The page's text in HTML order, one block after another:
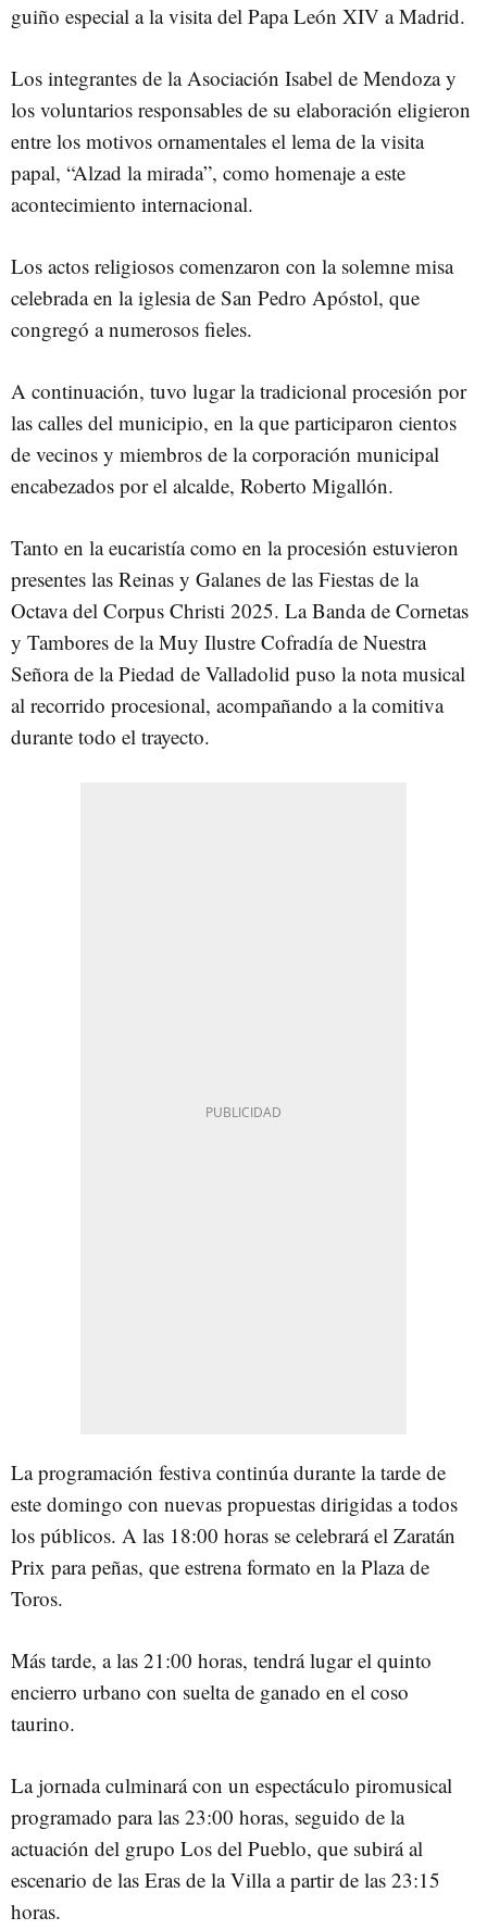
guiño especial a la visita del Papa León XIV a Madrid.
Los integrantes de la Asociación Isabel de Mendoza y
los voluntarios responsables de su elaboración eligieron
entre los motivos ornamentales el lema de la visita
papal, “Alzad la mirada”, como homenaje a este
acontecimiento internacional.
Los actos religiosos comenzaron con la solemne misa
celebrada en la iglesia de San Pedro Apóstol, que
congregó a numerosos fieles.
A continuación, tuvo lugar la tradicional procesión por
las calles del municipio, en la que participaron cientos
de vecinos y miembros de la corporación municipal
encabezados por el alcalde, Roberto Migallón.
Tanto en la eucaristía como en la procesión estuvieron
presentes las Reinas y Galanes de las Fiestas de la
Octava del Corpus Christi 2025. La Banda de Cornetas
y Tambores de la Muy Ilustre Cofradía de Nuestra
Señora de la Piedad de Valladolid puso la nota musical
al recorrido procesional, acompañando a la comitiva
durante todo el trayecto.
La programación festiva continúa durante la tarde de
este domingo con nuevas propuestas dirigidas a todos
los públicos. A las 18:00 horas se celebrará el Zaratán
Prix para peñas, que estrena formato en la Plaza de
Toros.
Más tarde, a las 21:00 horas, tendrá lugar el quinto
encierro urbano con suelta de ganado en el coso
taurino.
La jornada culminará con un espectáculo piromusical
programado para las 23:00 horas, seguido de la
actuación del grupo Los del Pueblo, que subirá al
escenario de las Eras de la Villa a partir de las 23:15
horas.